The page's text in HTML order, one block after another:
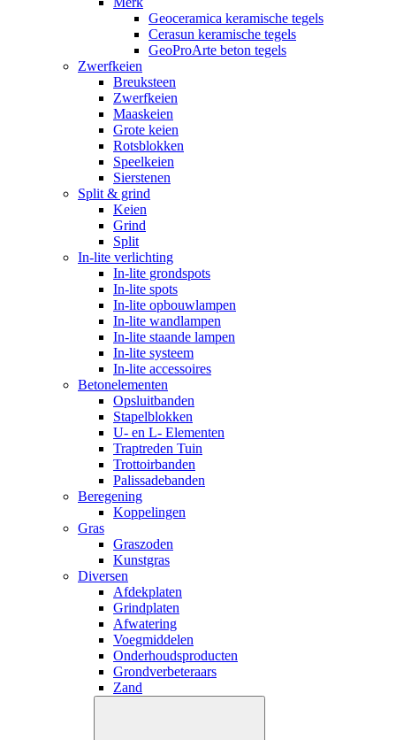
Geoceramica keramische tegels
Cerasun keramische tegels
GeoProArte beton tegels
Zwerfkeien
Breuksteen
Zwerfkeien
Maaskeien
Grote keien
Rotsblokken
Speelkeien
Sierstenen
Split & grind
Keien
Grind
Split
In-lite verlichting
In-lite grondspots
In-lite spots
In-lite opbouwlampen
In-lite wandlampen
In-lite staande lampen
In-lite systeem
In-lite accessoires
Betonelementen
Opsluitbanden
Stapelblokken
U- en L- Elementen
Traptreden Tuin
Trottoirbanden
Palissadebanden
Beregening
Koppelingen
Gras
Graszoden
Kunstgras
Diversen
Afdekplaten
Grindplaten
Afwatering
Voegmiddelen
Onderhoudsproducten
Grondverbeteraars
Zand